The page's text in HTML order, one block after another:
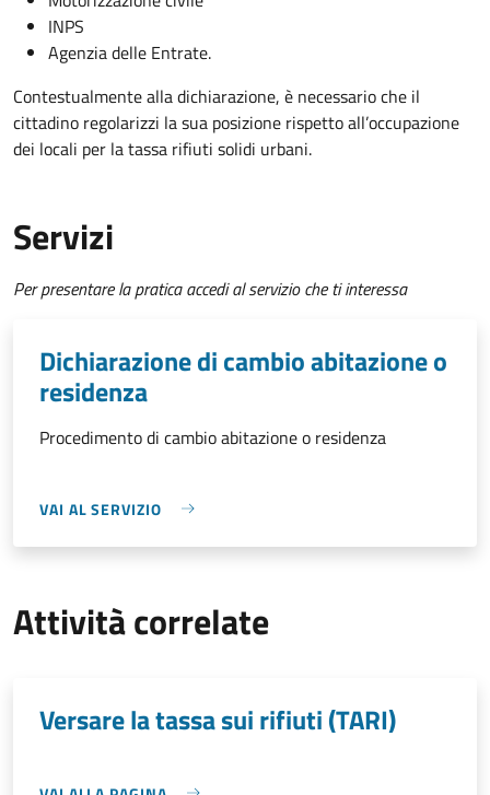
INPS
Agenzia delle Entrate.
Contestualmente alla dichiarazione, è necessario che il
cittadino regolarizzi la sua posizione rispetto all’occupazione
dei locali per la tassa rifiuti solidi urbani.
Servizi
Per presentare la pratica accedi al servizio che ti interessa
Dichiarazione di cambio abitazione o
residenza
Procedimento di cambio abitazione o residenza
VAI AL SERVIZIO
Attività correlate
Versare la tassa sui rifiuti (TARI)